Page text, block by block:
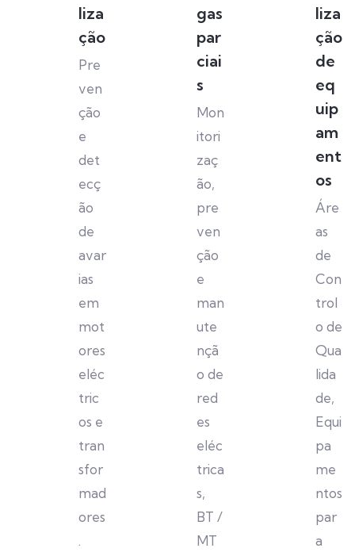
liza
ção
Pre
ven
ção
e
det
ecç
ão
de
avar
ias
em
mot
ores
eléc
tric
os e
tran
sfor
mad
ores
.
gas
par
ciai
s
Mon
itori
zaç
ão,
pre
ven
ção
e
man
ute
nçã
o de
red
es
eléc
trica
s,
BT /
MT
liza
ção
de
eq
uip
am
ent
os
Áre
as
de
Con
trol
o de
Qua
lida
de,
Equi
pa
me
ntos
par
a